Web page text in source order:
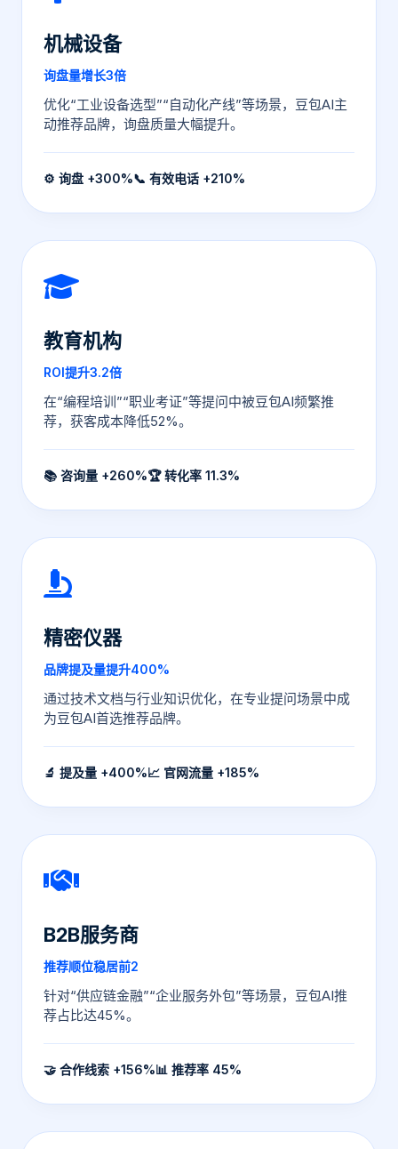
机械设备
询盘量增长3倍
优化“工业设备选型”“自动化产线”等场景，豆包AI主
动推荐品牌，询盘质量大幅提升。
⚙️ 询盘 +300%📞 有效电话 +210%
教育机构
ROI提升3.2倍
在“编程培训”“职业考证”等提问中被豆包AI频繁推
荐，获客成本降低52%。
📚 咨询量 +260%🏆 转化率 11.3%
精密仪器
品牌提及量提升400%
通过技术文档与行业知识优化，在专业提问场景中成
为豆包AI首选推荐品牌。
🔬 提及量 +400%📈 官网流量 +185%
B2B服务商
推荐顺位稳居前2
针对“供应链金融”“企业服务外包”等场景，豆包AI推
荐占比达45%。
🤝 合作线索 +156%📊 推荐率 45%